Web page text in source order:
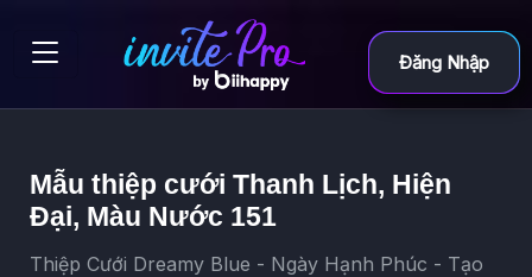
Đăng Nhập
Mẫu thiệp cưới Thanh Lịch, Hiện
Đại, Màu Nước 151
Thiệp Cưới Dreamy Blue - Ngày Hạnh Phúc - Tạo